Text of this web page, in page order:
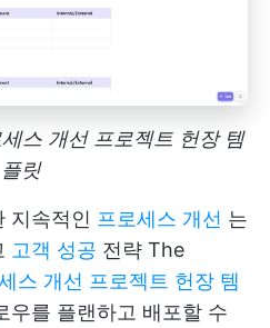
스 개선 프로젝트 헌장 템
플릿
지속적인 프로세스 개선 는
고객 성공 전략 The
스 개선 프로젝트 헌장 템
우를 플랜하고 배포할 수